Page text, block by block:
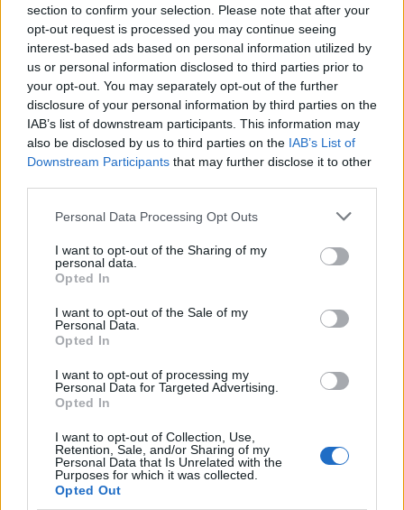
section to confirm your selection. Please note that after your
opt-out request is processed you may continue seeing
interest-based ads based on personal information utilized by
us or personal information disclosed to third parties prior to
your opt-out. You may separately opt-out of the further
disclosure of your personal information by third parties on the
IAB’s list of downstream participants. This information may
also be disclosed by us to third parties on the IAB’s List of
Downstream Participants that may further disclose it to other
Please note that this website/app uses one or more Google
not limited to your visit or usage behaviour. You may click to
grant or deny consent to Google and its third-party tags to
use your data for below specified purposes in below Google
consent section.
Personal Data Processing Opt Outs
I want to opt-out of the Sharing of my
personal data.
Opted In
I want to opt-out of the Sale of my
Personal Data.
Opted In
I want to opt-out of processing my
Personal Data for Targeted Advertising.
Opted In
I want to opt-out of Collection, Use,
Retention, Sale, and/or Sharing of my
Personal Data that Is Unrelated with the
Purposes for which it was collected.
Opted Out
υλικό, και ήταν μια καλή αφορμή για να
ξεκινήσουμε την καμπάνια ευαισθητοποίησης. Και
μια αφορμή επίσης ήταν ότι έχουμε δει πώς ο
κόσμος αλληλεπιδρά με την Πάρνηθα και δεν
γνωρίζει βασικά στοιχεία. Κάποιοι το
αντιμετώπιζαν ως το πάρκο της γειτονιάς τους και
ίσως και χειρότερα. Δεν είμαστε οι πρώτες που το
συγκεντρώσουμε να το κάνουμε πιο προσιτό σε ένα
μαθητή, σε έναν γονιό, στο πλαίσιο της δράσης της
SciCo», υπογραμμίζει στο ΑΠΕ-ΜΠΕ η Βίλλυ
Αναγνωστοπούλου, πρεσβευτής της Πάρνηθας και
της SciCo.
Σύμφωνα με την Δήμητρα Φουσφούκα, οι φετινές
πυρκαγιές αποτέλεσαν μία αφορμή για να
που προκάλεσαν στο βουνό. «Όλο αυτό που έγινε
το καλοκαίρι μας ευαισθητοποίησε και θέλαμε να
προσθέσουμε στην καμπάνια μας κάποια κομμάτια